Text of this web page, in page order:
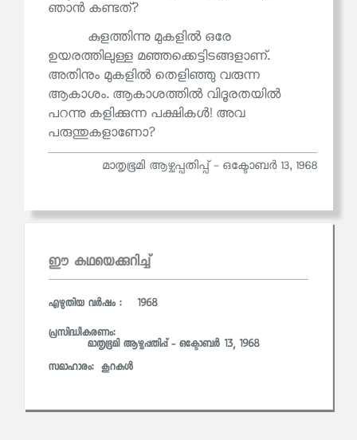
ഞാൻ കണ്ടത്?
കുളത്തിന്നു മുകളിൽ ഒരേ
ഉയരത്തിലുള്ള മഞ്ഞക്കെട്ടിടങ്ങളാണ്.
അതിനും മുകളിൽ തെളിഞ്ഞു വരുന്ന
ആകാശം. ആകാശത്തിൽ വിദൂരതയിൽ
പറന്നു കളിക്കുന്ന പക്ഷികൾ! അവ
പരുന്തുകളാണോ?
മാതൃഭൂമി ആഴ്ചപ്പതിപ്പ് - ഒക്ടോബര്‍ 13, 1968
ഈ കഥയെക്കുറിച്ച്
എഴുതിയ വര്‍ഷം : 1968
പ്രസിദ്ധീകരണം:
മാതൃഭൂമി ആഴ്ചപ്പതിപ്പ് - ഒക്ടോബര്‍ 13, 1968
സമാഹാരം: കൂറകള്‍